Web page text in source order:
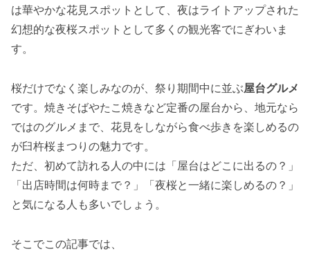
は華やかな花見スポットとして、夜はライトアップされた
幻想的な夜桜スポットとして多くの観光客でにぎわいま
す。
桜だけでなく楽しみなのが、祭り期間中に並ぶ屋台グルメ
です。焼きそばやたこ焼きなど定番の屋台から、地元なら
ではのグルメまで、花見をしながら食べ歩きを楽しめるの
が臼杵桜まつりの魅力です。
ただ、初めて訪れる人の中には「屋台はどこに出るの？」
「出店時間は何時まで？」「夜桜と一緒に楽しめるの？」
と気になる人も多いでしょう。
そこでこの記事では、